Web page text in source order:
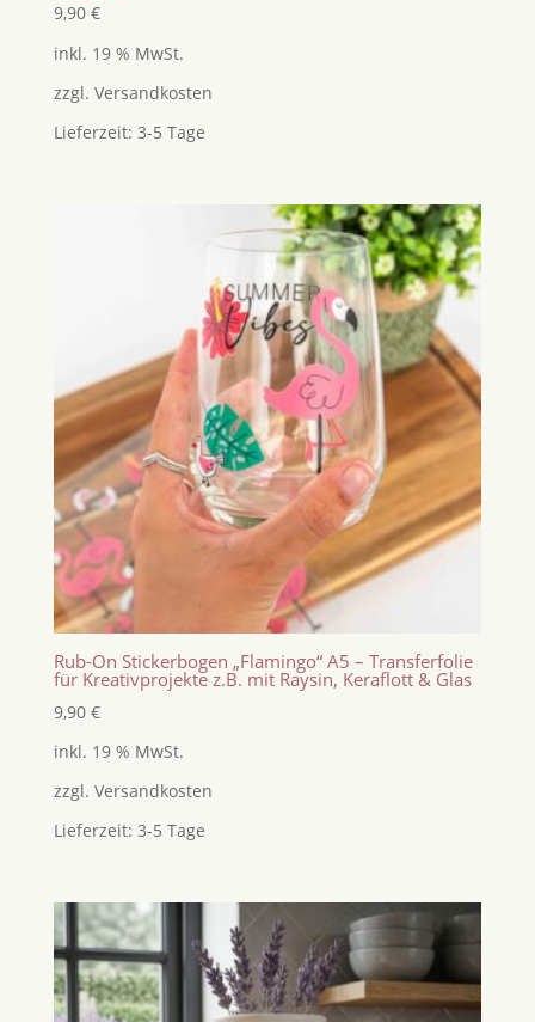
Bewertet
mit
von 5
9,90 €
inkl. 19 % MwSt.
zzgl. Versandkosten
Lieferzeit: 3-5 Tage
Rub-On Stickerbogen „Flamingo“ A5 – Transferfolie
für Kreativprojekte z.B. mit Raysin, Keraflott & Glas
9,90 €
inkl. 19 % MwSt.
zzgl. Versandkosten
Lieferzeit: 3-5 Tage